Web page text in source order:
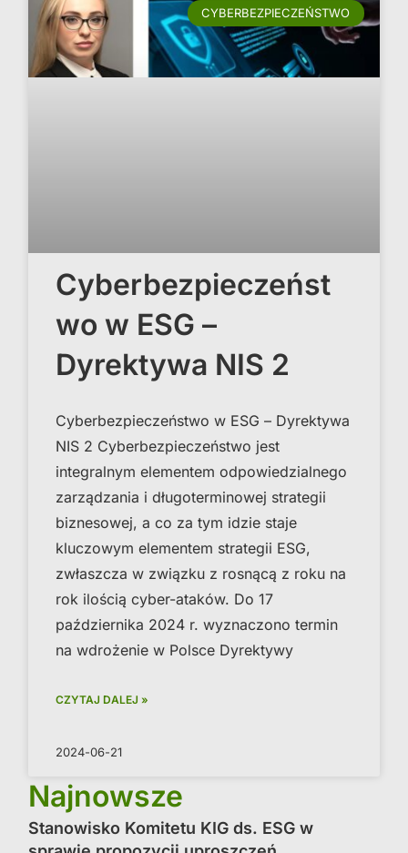
CYBERBEZPIECZEŃSTWO
Cyberbezpieczeńst
wo w ESG –
Dyrektywa NIS 2
Cyberbezpieczeństwo w ESG – Dyrektywa
NIS 2 Cyberbezpieczeństwo jest
integralnym elementem odpowiedzialnego
zarządzania i długoterminowej strategii
biznesowej, a co za tym idzie staje
kluczowym elementem strategii ESG,
zwłaszcza w związku z rosnącą z roku na
rok ilością cyber-ataków. Do 17
października 2024 r. wyznaczono termin
na wdrożenie w Polsce Dyrektywy
CZYTAJ DALEJ »
2024-06-21
Najnowsze
Stanowisko Komitetu KIG ds. ESG w